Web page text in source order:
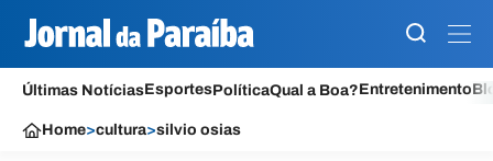
Últimas NotíciasEsportesPolíticaQual a Boa?Entretenimento
Home>cultura>silvio osias